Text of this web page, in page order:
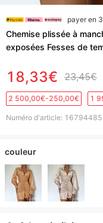
payer en
Chemise plissée à
exposées Fesses de
18,33€ 23,45€
2 500,00€-250,00€ 1
Numéro d'article: 16794485
couleur